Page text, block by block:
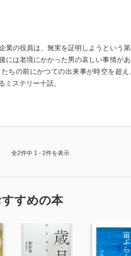
7月号
名乗っているという。心当りはないが
号
疑者・沼所珠美のどこかとぼけたような
号
札がアメリカの民間人の手に渡っていた
業の役員は、無実を証明しようという
には老境にかかった男の哀しい事情が
ちの前にかつての出来事が時空を超
ミステリー十話。
全2件中 1 - 2件を表示
すめの本